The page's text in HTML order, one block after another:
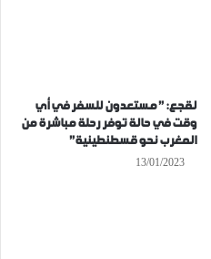
لقجع: ” مستعدون للسفر في أي
وقت في حالة توفر رحلة مباشرة من
المغرب نحو قسطنطينية”
13/01/2023